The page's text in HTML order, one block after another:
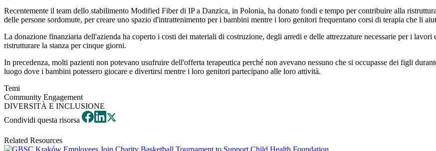
Recentemente il team dello stabilimento Modified Fiber di IP a Danzica, in Polonia, ha donato fondi e tempo per contribuire alla
delle persone sordomute, per creare uno spazio d'intrattenimento per i bambini mentre i loro genitori frequentano corsi di terapia che li
La donazione finanziaria dell'azienda ha coperto i costi dei materiali di costruzione, degli arredi e delle attrezzature necessarie per i
ristrutturare la stanza per cinque giorni.
In precedenza, molti pazienti non potevano usufruire dell'offerta terapeutica perché non avevano nessuno che si occupasse dei figli
luogo dove i bambini potessero giocare e divertirsi mentre i loro genitori partecipano alle loro attività.
Temi
Community Engagement
DIVERSITÀ E INCLUSIONE
Condividi questa risorsa
Related Resources